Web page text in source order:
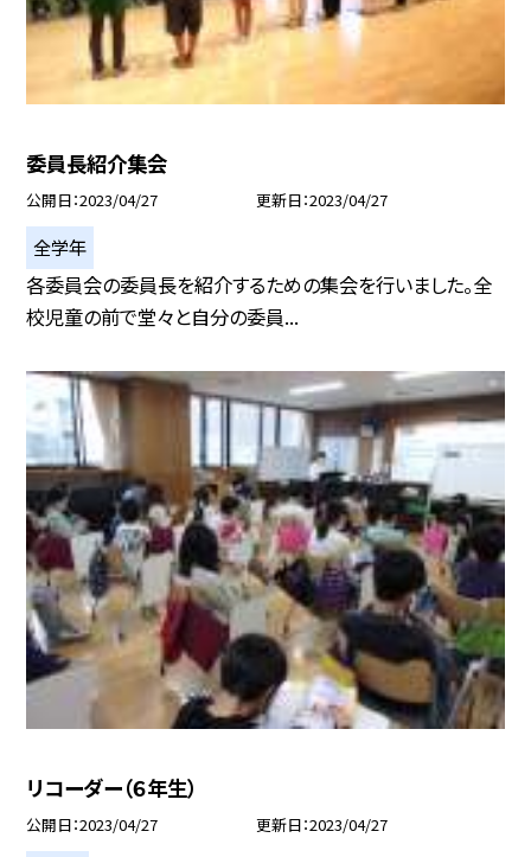
委員長紹介集会
公開日 2023/04/27 更新日 2023/04/27
全学年
各委員会の委員長を紹介するための集会を行いました。全
校児童の前で堂々と自分の委員...
リコーダー（６年生）
公開日 2023/04/27 更新日 2023/04/27